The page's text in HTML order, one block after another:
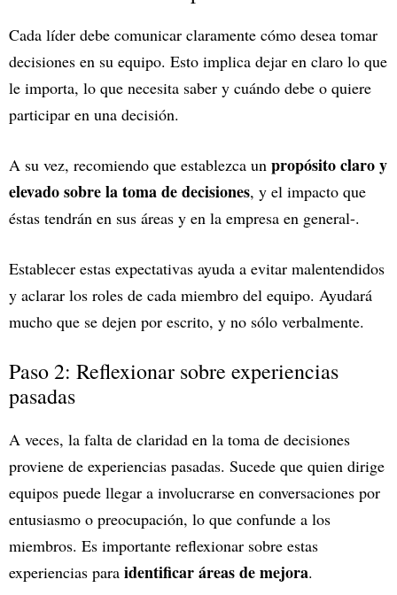
Cada líder debe comunicar claramente cómo desea tomar
decisiones en su equipo. Esto implica dejar en claro lo que
le importa, lo que necesita saber y cuándo debe o quiere
participar en una decisión.
A su vez, recomiendo que establezca un propósito claro y
elevado sobre la toma de decisiones, y el impacto que
éstas tendrán en sus áreas y en la empresa en general-.
Establecer estas expectativas ayuda a evitar malentendidos
y aclarar los roles de cada miembro del equipo. Ayudará
mucho que se dejen por escrito, y no sólo verbalmente.
Paso 2: Reflexionar sobre experiencias
pasadas
A veces, la falta de claridad en la toma de decisiones
proviene de experiencias pasadas. Sucede que quien dirige
equipos puede llegar a involucrarse en conversaciones por
entusiasmo o preocupación, lo que confunde a los
miembros. Es importante reflexionar sobre estas
experiencias para identificar áreas de mejora.